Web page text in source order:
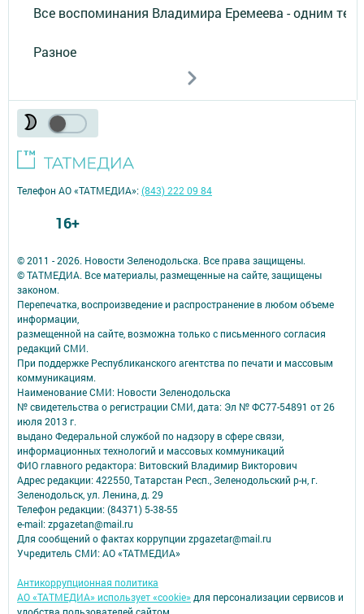
Все воспоминания Владимира Еремеева - одним
Разное
© 2011 - 2026. Новости Зеленодольска. Все права защищены.
© ТАТМЕДИА. Все материалы, размещенные на сайте, защищены
законом.
Перепечатка, воспроизведение и распространение в любом объеме
информации,
размещенной на сайте, возможна только с письменного согласия
редакций СМИ.
При поддержке Республиканского агентства по печати и массовым
коммуникациям.
Наименование СМИ: Новости Зеленодольска
№ свидетельства о регистрации СМИ, дата: Эл № ФС77-54891 от 26
июля 2013 г.
выдано Федеральной службой по надзору в сфере связи,
информационных технологий и массовых коммуникаций
ФИО главного редактора: Витовский Владимир Викторович
Адрес редакции: 422550, Татарстан Респ., Зеленодольский р-н, г.
Зеленодольск, ул. Ленина, д. 29
Телефон редакции: (84371) 5-38-55
e-mail: zpgazetan@mail.ru
Для сообщений о фактах коррупции zpgazetar@mail.ru
Учредитель СМИ: АО «ТАТМЕДИА»
Антикоррупционная политика
АО «ТАТМЕДИА» использует «cookie» для персонализации сервисов и
удобства пользователей сайтом.
Телефон АО «ТАТМЕДИА»:(843) 222 09 84
16+